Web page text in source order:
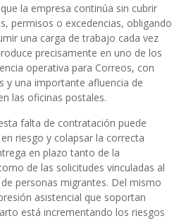
la empresa continúa sin cubrir
permisos o excedencias, obligando
una carga de trabajo cada vez
precisamente en uno de los
operativa para Correos, con
y una importante afluencia de
las oficinas postales.
falta de contratación puede
riesgo y colapsar la correcta
en plazo tanto de la
de las solicitudes vinculadas al
personas migrantes. Del mismo
asistencial que soportan
está incrementando los riesgos